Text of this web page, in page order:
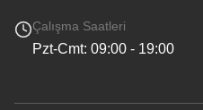
Çalışma Saatleri
Pzt-Cmt: 09:00 - 19:00